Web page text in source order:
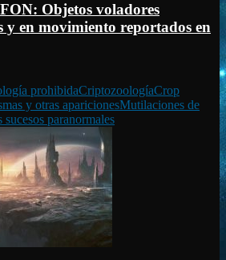
Objetos voladores
y en movimiento reportados en
prohibidaCriptozoologíaCrop
y otras aparicionesMutilaciones de
sucesos paranormales